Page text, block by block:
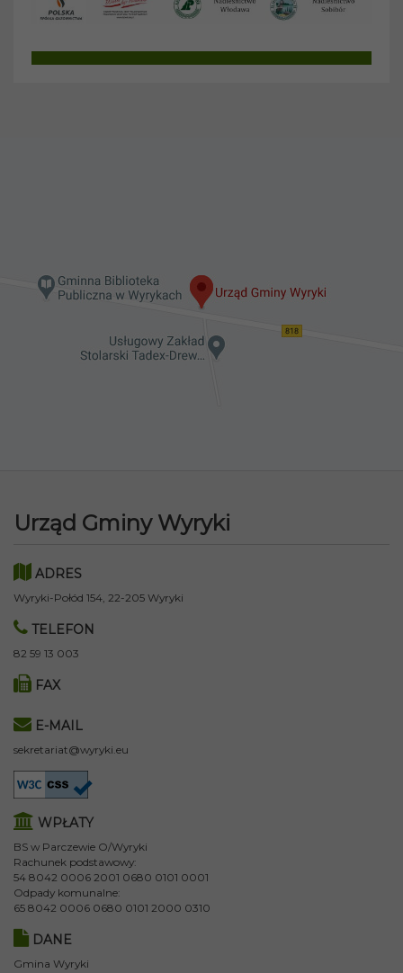
Urząd Gminy Wyryki
ADRES
Wyryki-Połód 154, 22-205 Wyryki
TELEFON
82 59 13 003
FAX
E-MAIL
sekretariat@wyryki.eu
WPŁATY
BS w Parczewie O/Wyryki
Rachunek podstawowy:
54 8042 0006 2001 0680 0101 0001
Odpady komunalne:
65 8042 0006 0680 0101 2000 0310
DANE
Gmina Wyryki